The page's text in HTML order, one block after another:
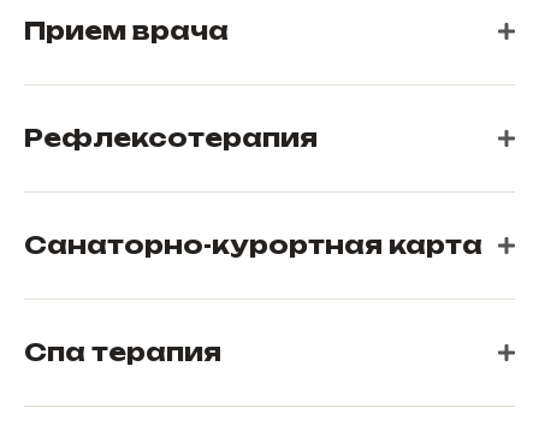
Прием врача
Рефлексотерапия
Санаторно-курортная карта
Спа терапия